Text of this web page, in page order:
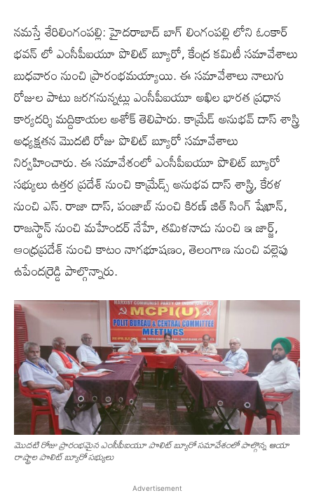
నమస్తే శేరిలింగంపల్లి: హైదరాబాద్ బాగ్ లింగంపల్లి లోని ఓంకార్
భవన్ లో ఎంసీపీఐయూ ‌పొలిట్ బ్యూరో,‌ కేంద్ర కమిటీ సమావేశాలు
బుధవారం నుంచి ప్రారంభమయ్యాయి. ఈ సమావేశాలు నాలుగు
రోజుల పాటు‌ జరగనున్నట్లు ఎంసీపీఐయూ అఖిల‌‌ భారత ప్రధాన
కార్యదర్శి మద్దికాయల అశోక్ తెలిపారు. కామ్రేడ్ అనుభవ్ దాస్ శాస్త్రి
అధ్యక్షతన మొదటి రోజు పొలిట్ బ్యూరో సమావేశాలు
నిర్వహించారు. ఈ సమావేశంలో ఎంసీపీఐయూ పొలిట్ బ్యూరో
సభ్యులు ఉత్తర ప్రదేశ్ నుంచి కామ్రేడ్స్ అనుభవ దాస్ శాస్త్రి, కేరళ
నుంచి ఎస్. రాజా దాస్, పంజాబ్ నుంచి కిరణ్ జిత్ సింగ్ షేఖాన్,
రాజస్థాన్ నుంచి మహేందర్ నేహే, తమిళనాడు నుంచి ఇ జార్జ్,
ఆంధ్రప్రదేశ్ నుంచి కాటం నాగభూషణం, తెలంగాణ నుంచి వల్లెపు
ఉపేందర్రెడ్డి పాల్గొన్నారు.
మొదటి రోజు ప్రారంభమైన ఎంసీపీఐయూ పొలిట్ బ్యూరో సమావేశంలో పాల్గొన్న ఆయా
రాష్ట్రాల పొలిట్ బ్యూరో సభ్యులు
Advertisement